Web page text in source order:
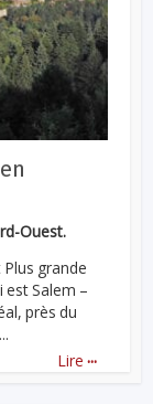
Ouest.
grande
est Salem –
près du
Lire ...